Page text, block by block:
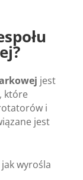
jest
które
i
jest
wyrośla